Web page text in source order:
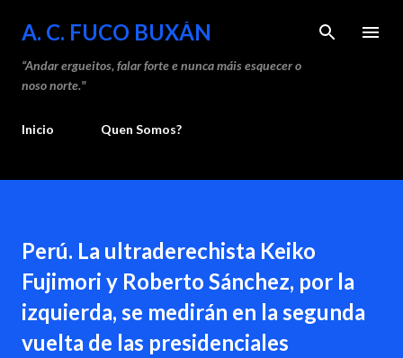
Saltar ao contido principal
A. C. FUCO BUXÁN
“Andar ergueitos, falar forte e nunca máis esquecer o
noso norte."
Inicio Quen Somos?
Perú. La ultraderechista Keiko
Fujimori y Roberto Sánchez, por la
izquierda, se medirán en la segunda
vuelta de las presidenciales